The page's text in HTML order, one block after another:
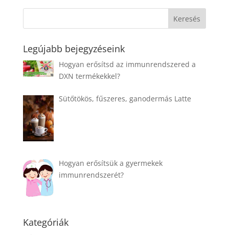
Legújabb bejegyzéseink
Hogyan erősítsd az immunrendszered a
DXN termékekkel?
Sütőtökös, fűszeres, ganodermás Latte
Hogyan erősítsük a gyermekek
immunrendszerét?
Kategóriák